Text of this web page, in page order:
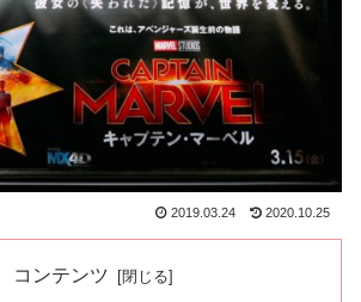
2019.03.24 2020.10.25
コンテンツ